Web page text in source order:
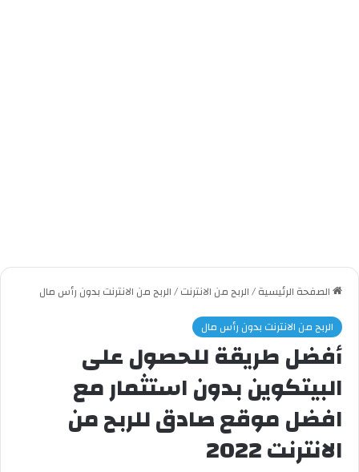
الصفحة الرئيسية/الربح من الانترنت/الربح من الانترنت بدون رأس مال
الربح من الانترنت بدون رأس مال
أفضل طريقة للحصول على
البيتكوين بدون استثمار مع
افضل موقع صادق للربح من
الانترنت 2022